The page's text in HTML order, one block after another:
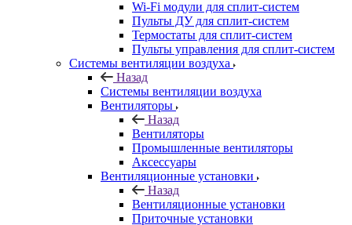
Wi-Fi модули для сплит-систем
Пульты ДУ для сплит-систем
Термостаты для сплит-систем
Пульты управления для сплит-систем
Системы вентиляции воздуха
Назад
Системы вентиляции воздуха
Вентиляторы
Назад
Вентиляторы
Промышленные вентиляторы
Аксессуары
Вентиляционные установки
Назад
Вентиляционные установки
Приточные установки